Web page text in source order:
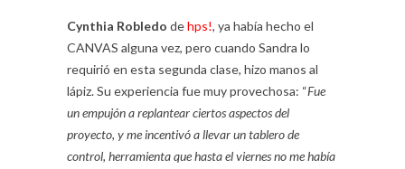
Cynthia Robledo dehps!, ya había hecho el
CANVAS alguna vez, pero cuando Sandra lo
requirió en esta segunda clase, hizo manos al
lápiz. Su experiencia fue muy provechosa: “Fue
un empujón a replantear ciertos aspectos del
proyecto, y me incentivó a llevar un tablero de
control, herramienta que hasta el viernes no me había